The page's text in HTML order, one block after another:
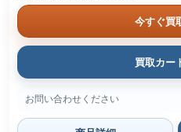
今すぐ買
買取カー
お問い合わせください